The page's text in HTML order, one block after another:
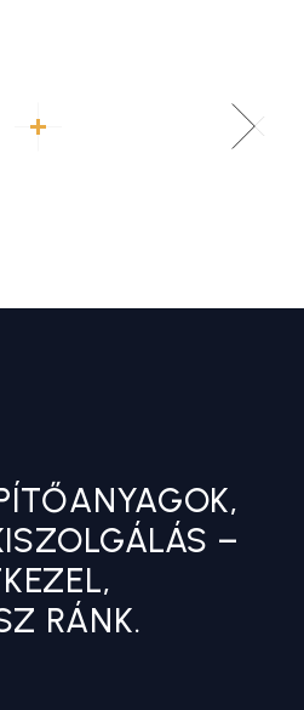
–
RÁNK.